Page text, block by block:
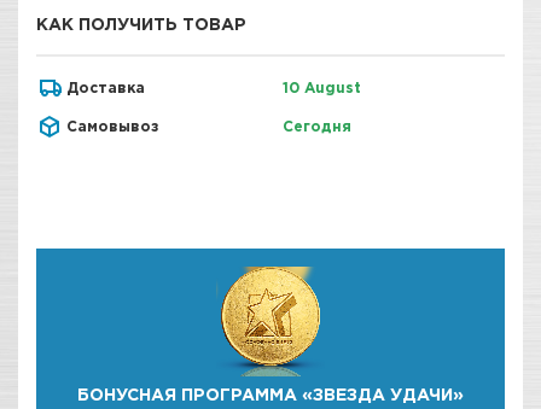
КАК ПОЛУЧИТЬ ТОВАР
Доставка 10 August
Самовывоз Сегодня
БОНУСНАЯ ПРОГРАММА «ЗВЕЗДА УДАЧИ»